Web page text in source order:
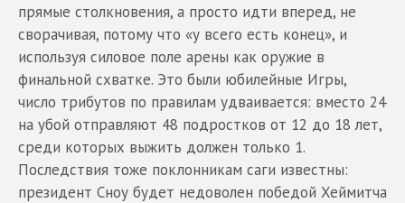
прямые столкновения, а просто идти вперед, не
сворачивая, потому что «у всего есть конец», и
используя силовое поле арены как оружие в
финальной схватке. Это были юбилейные Игры,
число трибутов по правилам удваивается: вместо 24
на убой отправляют 48 подростков от 12 до 18 лет,
среди которых выжить должен только 1.
Последствия тоже поклонникам саги известны:
президент Сноу будет недоволен победой Хеймитча